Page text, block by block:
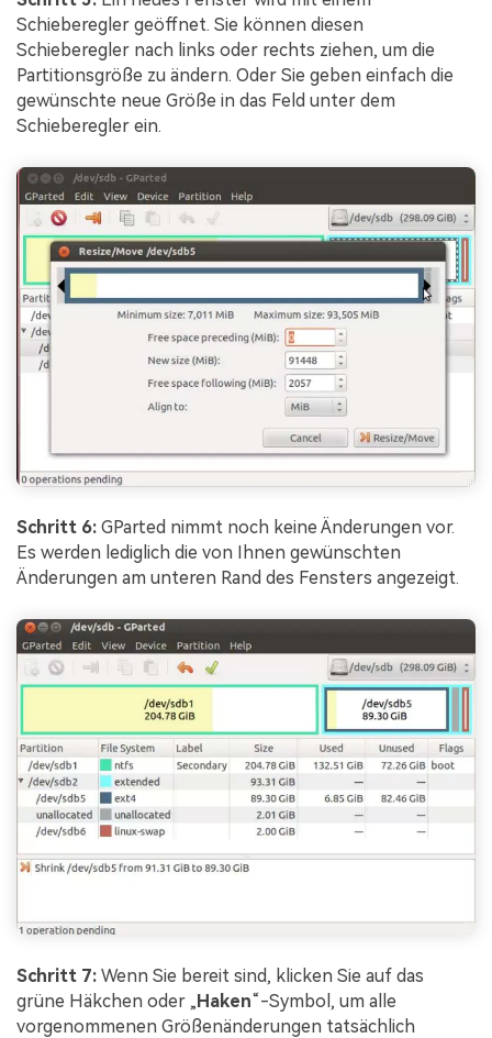
Schieberegler geöffnet. Sie können diesen
Schieberegler nach links oder rechts ziehen, um die
Partitionsgröße zu ändern. Oder Sie geben einfach die
gewünschte neue Größe in das Feld unter dem
Schieberegler ein.
Schritt 6: GParted nimmt noch keine Änderungen vor.
Es werden lediglich die von Ihnen gewünschten
Änderungen am unteren Rand des Fensters angezeigt.
Schritt 7: Wenn Sie bereit sind, klicken Sie auf das
grüne Häkchen oder „Haken“-Symbol, um alle
vorgenommenen Größenänderungen tatsächlich